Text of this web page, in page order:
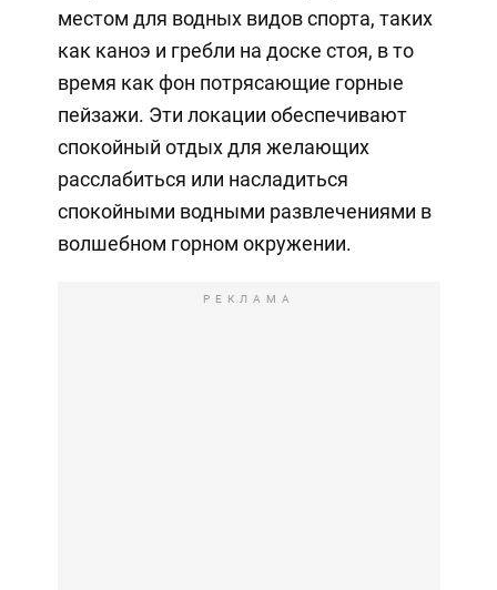
местом для водных видов спорта, таких
как каноэ и гребли на доске стоя, в то
время как фон потрясающие горные
пейзажи. Эти локации обеспечивают
спокойный отдых для желающих
расслабиться или насладиться
спокойными водными развлечениями в
волшебном горном окружении.
РЕКЛАМА